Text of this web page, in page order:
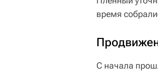
время
С начала